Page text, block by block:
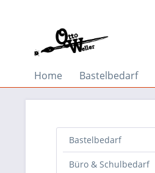
Home Bastelbedarf
Bastelbedarf
Büro & Schulbedarf